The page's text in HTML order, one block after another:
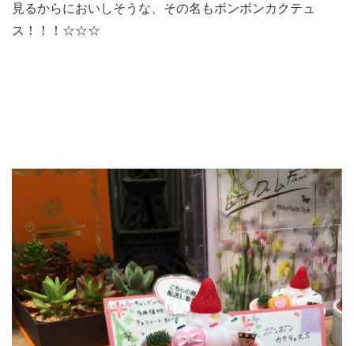
見るからにおいしそうな、その名もボンボンカクテュ
ス！！！☆☆☆